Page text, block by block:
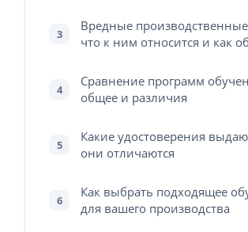
3
Вредные
что к ним относится и как
4
Сравнение программ
общее и различия
5
Какие удостоверения
они отличаются
6
Как выбрать подходящее
для вашего производства